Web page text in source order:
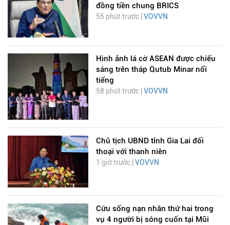
đồng tiền chung BRICS
55 phút trước |VOVVN
Hình ảnh lá cờ ASEAN được chiếu
sáng trên tháp Qutub Minar nổi
tiếng
58 phút trước | VOVVN
Chủ tịch UBND tỉnh Gia Lai đối
thoại với thanh niên
1 giờ trước | VOVVN
Cứu sống nạn nhân thứ hai trong
vụ 4 người bị sóng cuốn tại Mũi